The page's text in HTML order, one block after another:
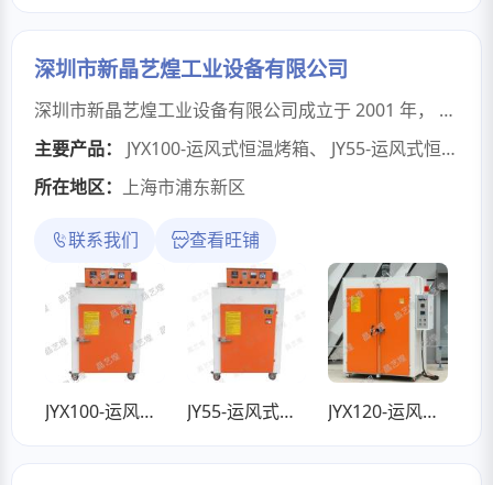
深圳市新晶艺煌工业设备有限公司
深圳市新晶艺煌工业设备有限公司成立于 2001 年， 我司以自主设计、生产与销售为一体的企业，拥有多台生产设备，强大的生产能力、专业的技术人才。为客户打造头等的设备，贴心的售后服务。公司专业制造uv固化机，工业烤箱，恒温干燥箱，无尘洁净隧道炉，高温电炉设备、喷涂线等非标工业设备，可根据客户要求针对客户产品设计出美观及适用的设备。本公司所生产的设备电器部分均采用进口配置，同时对销售出去的产品承诺保修一年，终身维护等售后工作，在设备出现故障时，收到客户联络函后 24 内做出解决方案所以客户不必为了设备出现问匙时怕不能及时处理而烦恼，在购买的设备送到客户指定的安装处时，并安排专业的技术人员做现场培训及操作指导。在这个工业设备竞争激烈的社会里，新晶艺煌公司能短短数年在同行业中取得前茅的位留，晶艺煌公司有个成功的方法就是二以诚待人，与客户建立在相互合作的基础上，深入了解用户的生产流程和制作工艺，从而设计出更能适合生产的设备，提高用户的生产力以及为用户节省资源，这是我们的承诺，正因为我们乘诚这一点，坚持不懈的努力，不断的开拓，使我们有了如今的成绩。
主要产品：
JYX100-运风式恒温烤箱、 JY55-运风式恒温烤箱
所在地区： 上海市浦东新区
联系我们 查看旺铺
JYX100-运风式恒温烤箱 JY55-运风式恒温烤箱 JYX120-运风式恒温烤箱